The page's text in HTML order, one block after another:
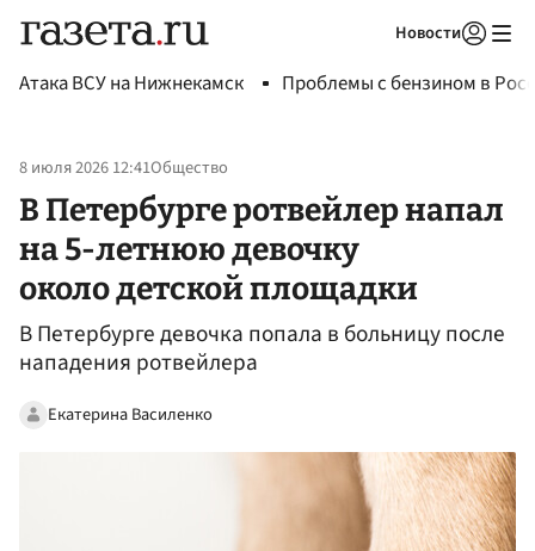
Новости
Атака ВСУ на Нижнекамск Проблемы с бензином в
8 июля 2026 12:41Общество
В Петербурге ротвейлер напал
на 5-летнюю девочку
около детской площадки
В Петербурге девочка попала в больницу после
нападения ротвейлера
Екатерина Василенко